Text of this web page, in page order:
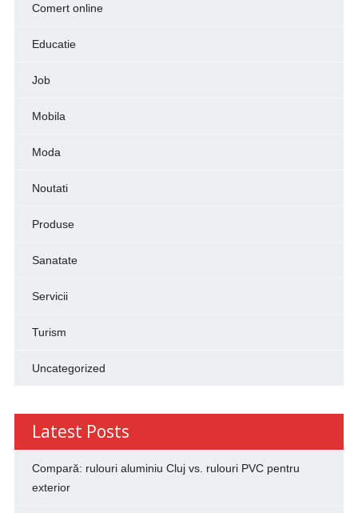
Comert online
Educatie
Job
Mobila
Moda
Noutati
Produse
Sanatate
Servicii
Turism
Uncategorized
Latest Posts
Compară: rulouri aluminiu Cluj vs. rulouri PVC pentru
exterior